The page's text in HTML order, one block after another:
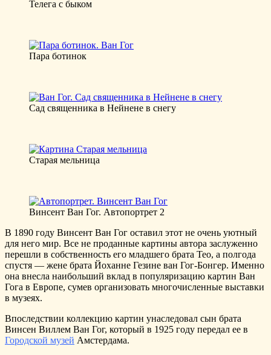
Телега с быком
Пара ботинок
Сад священника в Нейнене в снегу
Старая мельница
Винсент Ван Гог. Автопортрет 2
В 1890 году Винсент Ван Гог оставил этот не очень уютный
для него мир. Все не проданные картины автора заслуженно
перешли в собственность его младшего брата Тео, а полгода
спустя — жене брата Йоханне Гезине ван Гог-Бонгер. Именно
она внесла наибольший вклад в популяризацию картин Ван
Гога в Европе, сумев организовать многочисленные выставки
в музеях.
Впоследствии коллекцию картин унаследовал сын брата
Винсен Виллем Ван Гог, который в 1925 году передал ее в
Городской музей Амстердама.